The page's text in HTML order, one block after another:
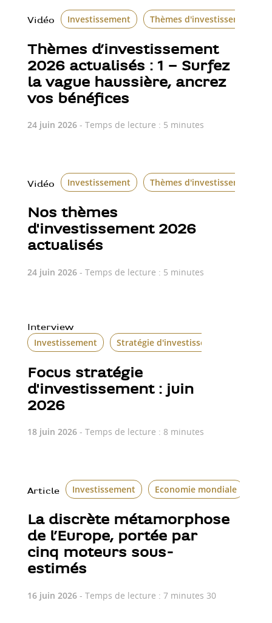
Vidéo Investissement Thèmes d'investissement
Thèmes d’investissement
2026 actualisés : 1 – Surfez
la vague haussière, ancrez
vos bénéfices
24 juin 2026- Temps de lecture : 5 minutes
Vidéo Investissement Thèmes d'investissement
Nos thèmes
d'investissement 2026
actualisés
24 juin 2026- Temps de lecture : 5 minutes
Interview
Investissement Stratégie d'investissement
Focus stratégie
d'investissement : juin
2026
18 juin 2026- Temps de lecture : 8 minutes
Article Investissement Economie mondiale
La discrète métamorphose
de l’Europe, portée par
cinq moteurs sous-
estimés
16 juin 2026- Temps de lecture : 7 minutes 30